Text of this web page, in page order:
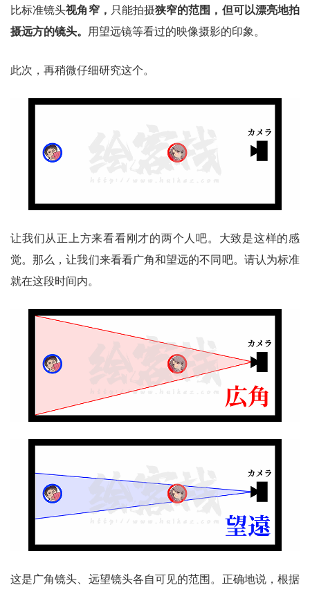
比标准镜头视角窄， 只能拍摄狭窄的范围，但可以漂亮地拍
摄远方的镜头。
用望远镜等看过的映像摄影的印象。
此次，再稍微仔细研究这个。
让我们从正上方来看看刚才的两个人吧。大致是这样的感
觉。那么，让我们来看看广角和望远的不同吧。请认为标准
就在这段时间内。
这是广角镜头、远望镜头各自可见的范围。正确地说，根据